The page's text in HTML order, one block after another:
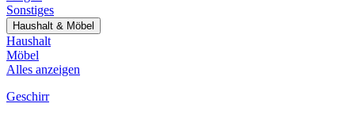
Sonstiges
Haushalt & Möbel
Haushalt
Möbel
Alles anzeigen
Geschirr